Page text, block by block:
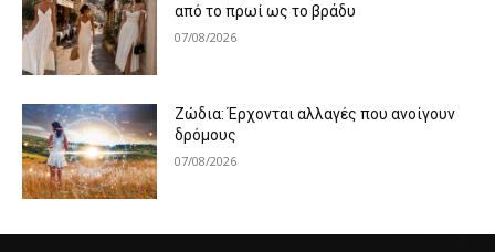
από το πρωί ως το βράδυ
07/08/2026
Ζώδια: Έρχονται αλλαγές που ανοίγουν
δρόμους
07/08/2026